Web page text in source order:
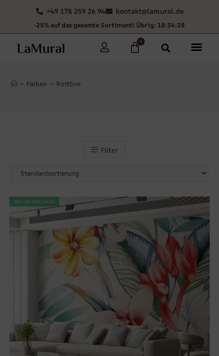
+49 178 259 26 94 kontakt@lamural.de
-25% auf das gesamte Sortiment! Übrig: 18:34:26
0
> Farben > Rottöne
Filter
BEFÖRDERUNG!